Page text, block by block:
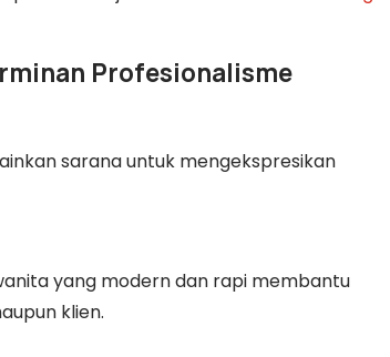
Profesionalisme
sarana untuk mengekspresikan
yang modern dan rapi membantu
klien.